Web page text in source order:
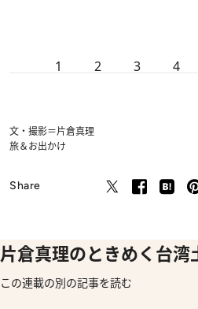
1 2 3 4
文・撮影＝片倉真理
旅＆お出かけ
Share
片倉真理のときめく台湾
この連載の別の記事を読む